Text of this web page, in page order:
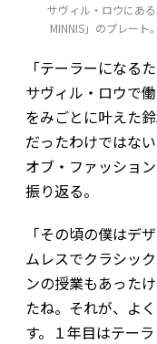
サヴィル・ロウにあ
MINNIS」のプレート
「テーラーになる
サヴィル・ロウで
をみごとに叶えた
だったわけではな
オブ・ファッショ
振り返る。
「その頃の僕はデ
ムレスでクラシッ
ンの授業もあった
たね。それが、よ
す。１年目はテー